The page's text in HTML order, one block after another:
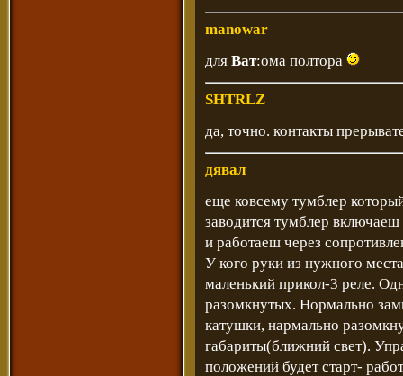
manowar
для Ват:ома полтора
SHTRLZ
да, точно. контакты
дявал
еще ковсему тумблер
заводится тумблер
и работаеш через
У кого руки из нужного
маленький прикол-3 реле.
разомкнутых. Нормально
катушки, нармально
габариты(ближний свет).
положений будет старт-